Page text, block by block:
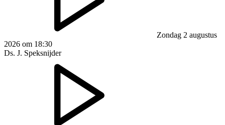
Zondag 2 augustus
2026 om 18:30
Ds. J. Speksnijder